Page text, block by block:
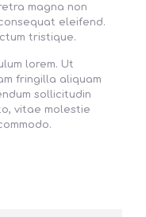
magna non
eleifend.
tristique.
lorem. Ut
fringilla aliquam
sollicitudin
vitae molestie